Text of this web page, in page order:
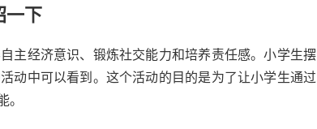
一下
主经济意识、锻炼社交能力和培养责任感。小学生摆
动中可以看到。这个活动的目的是为了让小学生通过
。